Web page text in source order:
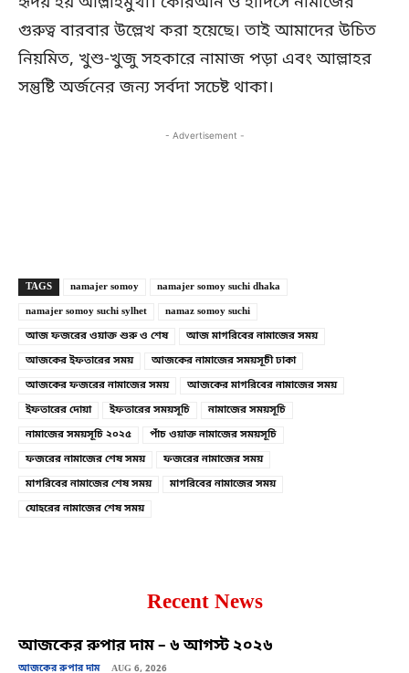
গুরুত্ব বারবার উল্লেখ করা হয়েছে। তাই আমাদের উচিত
নিয়মিত, খুশু-খুজু সহকারে নামাজ পড়া এবং আল্লাহর
সন্তুষ্টি অর্জনের জন্য সর্বদা সচেষ্ট থাকা।
- Advertisement -
TAGS namajer somoy
namajer somoy suchi dhaka
namajer somoy suchi sylhet
namaz somoy suchi
আজ ফজরের ওয়াক্ত শুরু ও শেষ
আজ মাগরিবের নামাজের সময়
আজকের ইফতারের সময়
আজকের নামাজের সময়সূচী ঢাকা
আজকের ফজরের নামাজের সময়
আজকের মাগরিবের নামাজের সময়
ইফতারের দোয়া
ইফতারের সময়সূচি
নামাজের সময়সূচি
নামাজের সময়সূচি ২০২৫
পাঁচ ওয়াক্ত নামাজের সময়সূচি
ফজরের নামাজের শেষ সময়
ফজরের নামাজের সময়
মাগরিবের নামাজের শেষ সময়
মাগরিবের নামাজের সময়
যোহরের নামাজের শেষ সময়
Recent News
আজকের রুপার দাম – ৬ আগস্ট ২০২৬
আজকের রুপার দাম AUG 6, 2026